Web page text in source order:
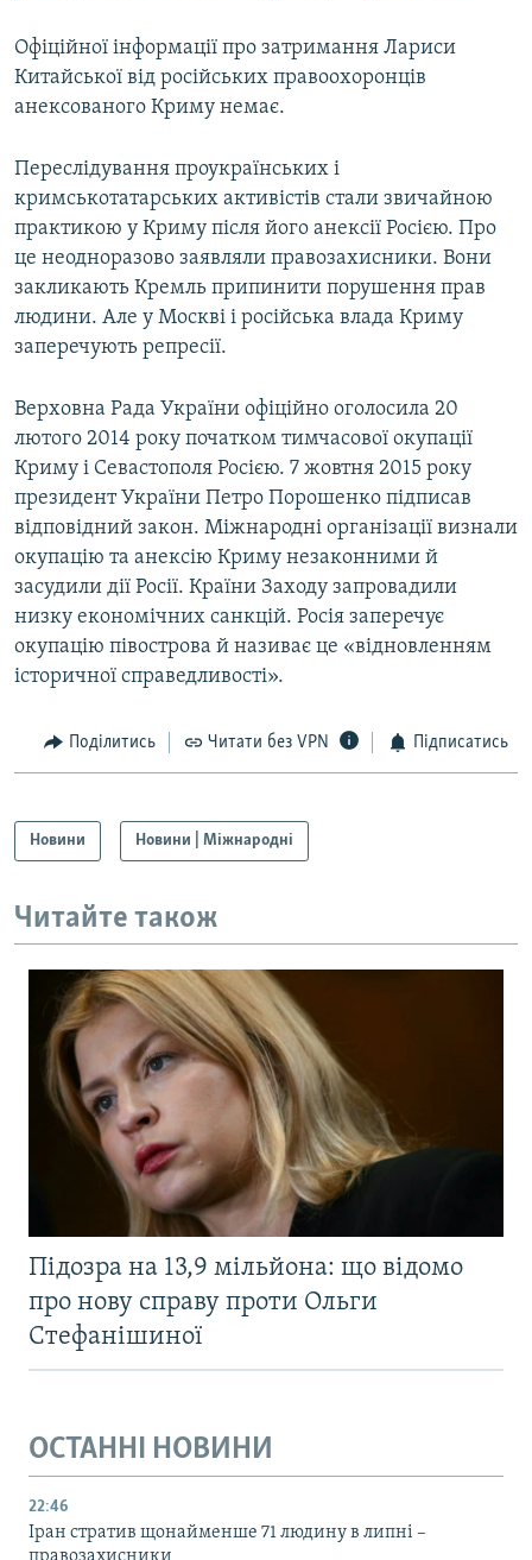
Офіційної інформації про затримання Лариси
Китайської від російських правоохоронців
анексованого Криму немає.
Переслідування проукраїнських і
кримськотатарських активістів стали звичайною
практикою у Криму після його анексії Росією. Про
це неодноразово заявляли правозахисники. Вони
закликають Кремль припинити порушення прав
людини. Але у Москві і російська влада Криму
заперечують репресії.
Верховна Рада України офіційно оголосила 20
лютого 2014 року початком тимчасової окупації
Криму і Севастополя Росією. 7 жовтня 2015 року
президент України Петро Порошенко підписав
відповідний закон. Міжнародні організації визнали
окупацію та анексію Криму незаконними й
засудили дії Росії. Країни Заходу запровадили
низку економічних санкцій. Росія заперечує
окупацію півострова й називає це «відновленням
історичної справедливості».
Поділитись Читати без VPN Підписатись
Новини Новини | Міжнародні
Читайте також
Підозра на 13,9 мільйона: що відомо
про нову справу проти Ольги
Стефанішиної
ОСТАННІ НОВИНИ
22:46
Іран стратив щонайменше 71 людину в липні –